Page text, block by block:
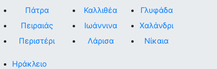
Πάτρα
Πειραιάς
Περιστέρι
Καλλιθέα
Ιωάννινα
Λάρισα
Γλυφάδα
Χαλάνδρι
Νίκαια
Ηράκλειο